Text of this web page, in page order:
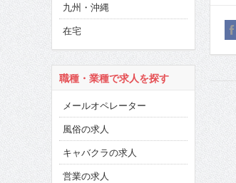
九州・沖縄
在宅
職種・業種で求人を探す
メールオペレーター
風俗の求人
キャバクラの求人
営業の求人